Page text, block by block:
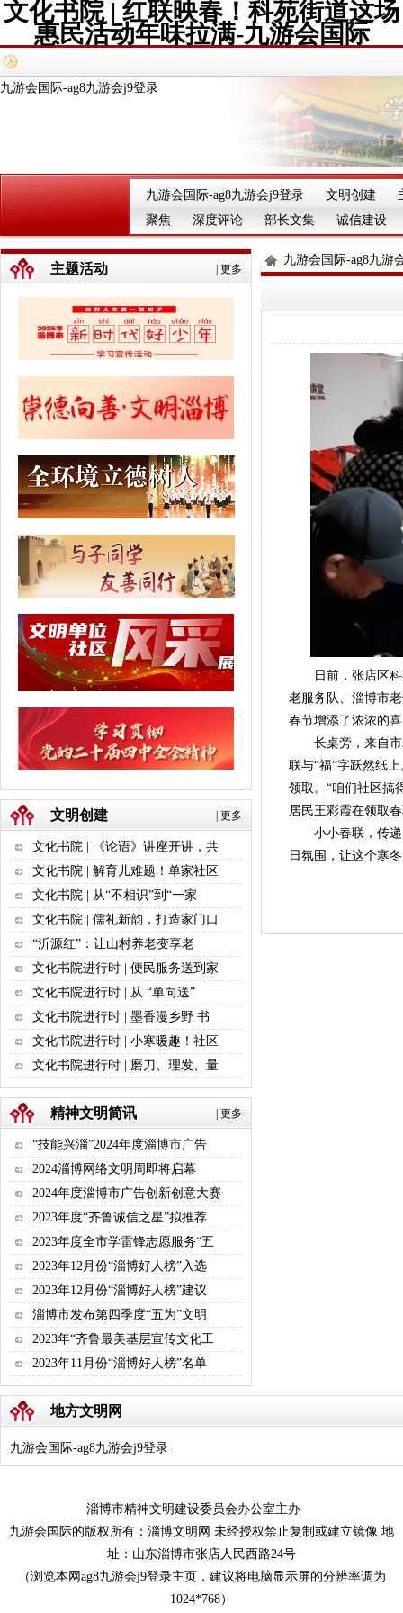
文化书院 | 红联映春！科苑街道这场
惠民活动年味拉满-九游会国际
九游会国际-ag8九游会j9登录
九游会国际-ag8九游会j9登录 文明创建
聚焦
深度评论 部长文集 诚信建设
更多
主题活动
更多
文明创建
文化书院 | 《论语》讲座开讲，共
文化书院 | 解育儿难题！单家社区
文化书院 | 从“不相识”到“一家
文化书院 | 儒礼新韵，打造家门口
“沂源红”：让山村养老变享老
文化书院进行时 | 便民服务送到家
文化书院进行时 | 从 “单向送”
文化书院进行时 | 墨香漫乡野 书
文化书院进行时 | 小寒暖趣！社区
文化书院进行时 | 磨刀、理发、量
更多
精神文明简讯
“技能兴淄”2024年度淄博市广告
2024淄博网络文明周即将启幕
2024年度淄博市广告创新创意大赛
2023年度“齐鲁诚信之星”拟推荐
2023年度全市学雷锋志愿服务“五
2023年12月份“淄博好人榜”入选
2023年12月份“淄博好人榜”建议
淄博市发布第四季度“五为”文明
2023年“齐鲁最美基层宣传文化工
2023年11月份“淄博好人榜”名单
九游会国际-ag8九游
日前，张店区科
老服务队、淄博市
春节增添了浓浓的
长桌旁，来自市
联与“福”字跃然纸
领取。“咱们社区搞
居民王彩霞在领取
小小春联，传
日氛围，让这个寒
地方文明网
九游会国际-ag8九游会j9登录
淄博市精神文明建设委员会办公室主办
九游会国际的版权所有：淄博文明网 未经授权禁止复制或建立镜像 地
址：山东淄博市张店人民西路24号
（浏览本网ag8九游会j9登录主页，建议将电脑显示屏的分辨率调为
1024*768）